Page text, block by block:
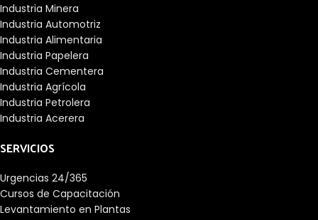
Industria Minera
Industria Automotriz
Industria Alimentaria
Industria Papelera
Industria Cementera
Industria Agrícola
Industria Petrolera
Industria Acerera
SERVICIOS
Urgencias 24/365
Cursos de Capacitación
Levantamiento en Plantas